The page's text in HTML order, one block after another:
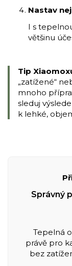
Nastav
I s
většinu
Tip
„zatížené“
mnoho
sleduj
k lehké,
Správný
Tepelná
právě pro
bez